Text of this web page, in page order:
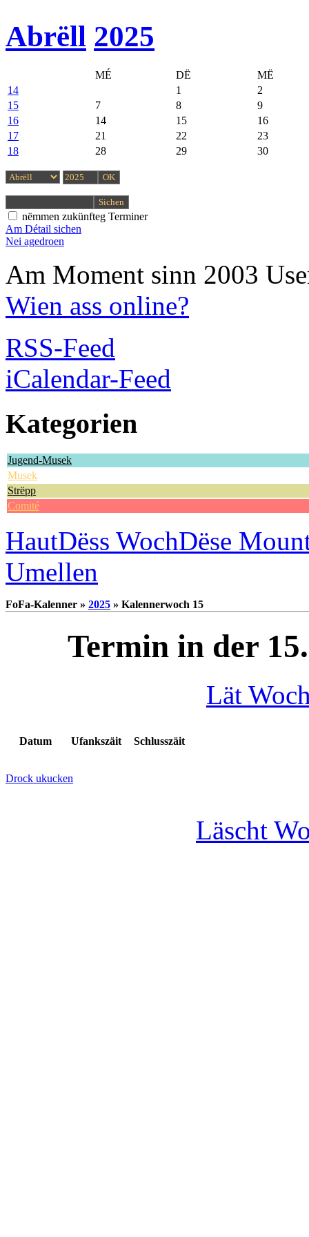
Abrëll 2025
MÉ DË
MË
14
1
2
15
7 8
9
16
14 15
16
17
21 22
23
18
28 29 30
nëmmen zukünfteg Terminer
Am Détail sichen
Nei agedroen
Am Moment sinn 2003
Wien ass online?
RSS-Feed
iCalendar-Feed
Kategorien
Jugend-Musek
Musek
Strëpp
Comité
HautDëss WochDëse
Umellen
FoFa-Kalenner » 2025 » Kalennerwoch 15
Termin in der
Lät
Datum Ufankszäit Schlusszäit
Drock ukucken
Läscht